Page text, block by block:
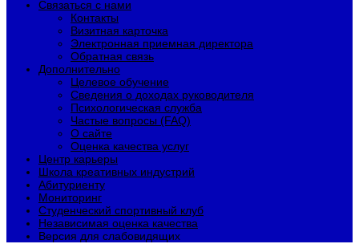
Связаться с нами
Контакты
Визитная карточка
Электронная приемная директора
Обратная связь
Дополнительно
Целевое обучение
Сведения о доходах руководителя
Психологическая служба
Частые вопросы (FAQ)
О сайте
Оценка качества услуг
Центр карьеры
Школа креативных индустрий
Абитуриенту
Мониторинг
Студенческий спортивный клуб
Независимая оценка качества
Версия для слабовидящих